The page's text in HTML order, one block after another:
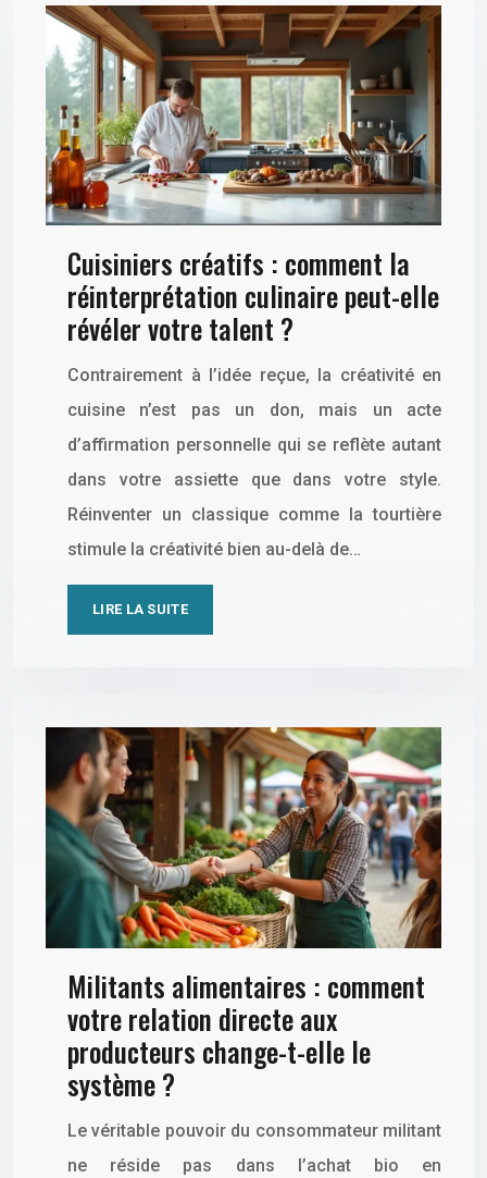
Cuisiniers créatifs : comment la
réinterprétation culinaire peut-elle
révéler votre talent ?
Contrairement à l’idée reçue, la créativité en
cuisine n’est pas un don, mais un acte
d’affirmation personnelle qui se reflète autant
dans votre assiette que dans votre style.
Réinventer un classique comme la tourtière
stimule la créativité bien au-delà de…
LIRE LA SUITE
Militants alimentaires : comment
votre relation directe aux
producteurs change-t-elle le
système ?
Le véritable pouvoir du consommateur militant
ne réside pas dans l’achat bio en